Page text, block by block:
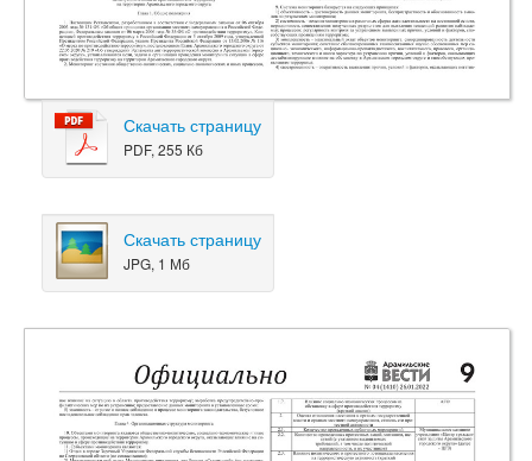
Скачать страницу
PDF, 255 Кб
Скачать страницу
JPG, 1 Мб